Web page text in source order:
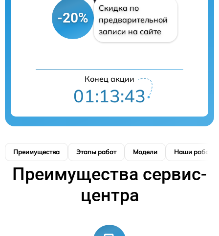
-20%
Скидка по
предварительной
записи на сайте
Конец акции
01:13:42
Преимущества Этапы работ Модели Наши работы
Преимущества сервис-
центра